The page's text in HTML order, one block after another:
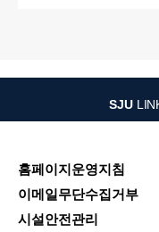
SJU
홈페이지운영지침
이메일무단수집거부
시설안전관리